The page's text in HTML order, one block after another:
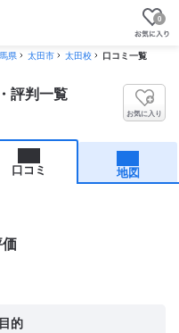
0
県 太田市 太田校 口コミ一覧
評判一覧
お気に入り
口コミ 地図
的